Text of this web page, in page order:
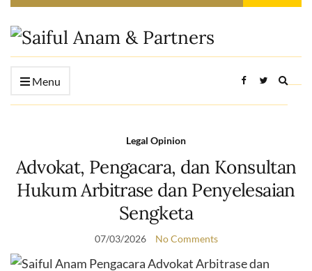
Menu
form
Legal Opinion
Advokat, Pengacara, dan Konsultan
Hukum Arbitrase dan Penyelesaian
Sengketa
07/03/2026 No Comments